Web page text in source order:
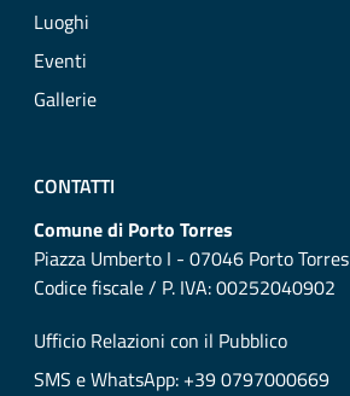
Luoghi
Eventi
Gallerie
CONTATTI
Comune di Porto Torres
Piazza Umberto I - 07046 Porto Torres
Codice fiscale / P. IVA: 00252040902
Ufficio Relazioni con il Pubblico
SMS e WhatsApp: +39 0797000669